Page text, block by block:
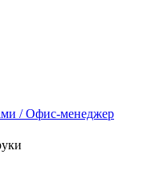
/ Офис-менеджер